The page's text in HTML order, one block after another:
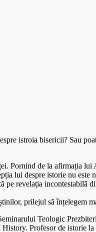
istroia bisericii? Sau
Pornind de la afirmația
lui despre istorie nu este
pe revelația
prilejul să înțelegem
Teologic
Profesor de istorie